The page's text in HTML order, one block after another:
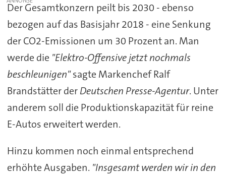
Der Gesamtkonzern peilt bis 2030 - ebenso
bezogen auf das Basisjahr 2018 - eine Senkung
der CO2-Emissionen um 30 Prozent an. Man
werde die "Elektro-Offensive jetzt nochmals
beschleunigen"sagte Markenchef Ralf
Brandstätter derDeutschen Presse-Agentur. Unter
anderem soll die Produktionskapazität für reine
E-Autos erweitert werden.
Hinzu kommen noch einmal entsprechend
erhöhte Ausgaben. "Insgesamt werden wir in den